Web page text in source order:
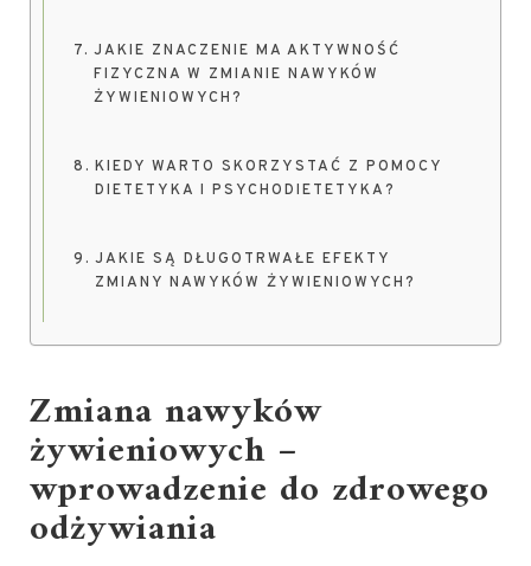
JAKIE ZNACZENIE MA AKTYWNOŚĆ
FIZYCZNA W ZMIANIE NAWYKÓW
ŻYWIENIOWYCH?
KIEDY WARTO SKORZYSTAĆ Z POMOCY
DIETETYKA I PSYCHODIETETYKA?
JAKIE SĄ DŁUGOTRWAŁE EFEKTY
ZMIANY NAWYKÓW ŻYWIENIOWYCH?
Zmiana nawyków
żywieniowych –
wprowadzenie do zdrowego
odżywiania